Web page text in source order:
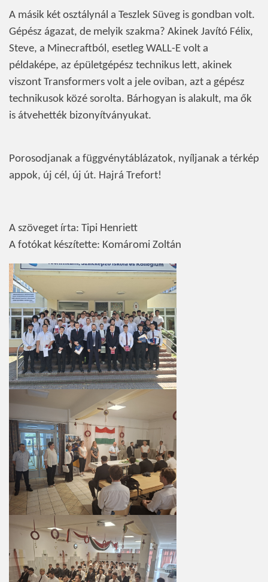
A másik két osztálynál a Teszlek Süveg is gondban volt.
Gépész ágazat, de melyik szakma? Akinek Javító Félix,
Steve, a Minecraftból, esetleg WALL-E volt a
példaképe, az épületgépész technikus lett, akinek
viszont Transformers volt a jele oviban, azt a gépész
technikusok közé sorolta. Bárhogyan is alakult, ma ők
is átvehették bizonyítványukat.
Porosodjanak a függvénytáblázatok, nyíljanak a térkép
appok, új cél, új út. Hajrá Trefort!
A szöveget írta: Tipi Henriett
A fotókat készítette: Komáromi Zoltán